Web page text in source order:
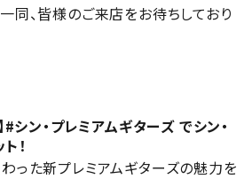
同、皆様のご来店をお待ちしており
#シン・プレミアムギターズ でシン・
！
った新プレミアムギターズの魅力を